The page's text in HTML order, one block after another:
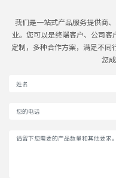
我们是一站式产品服务提供商
业。您可以是终端客户、公司
定制，多种合作方案，满足不
您